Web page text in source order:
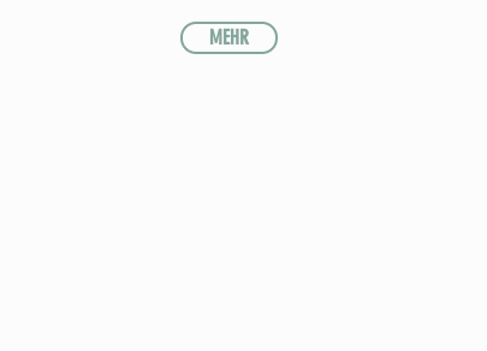
MEHR